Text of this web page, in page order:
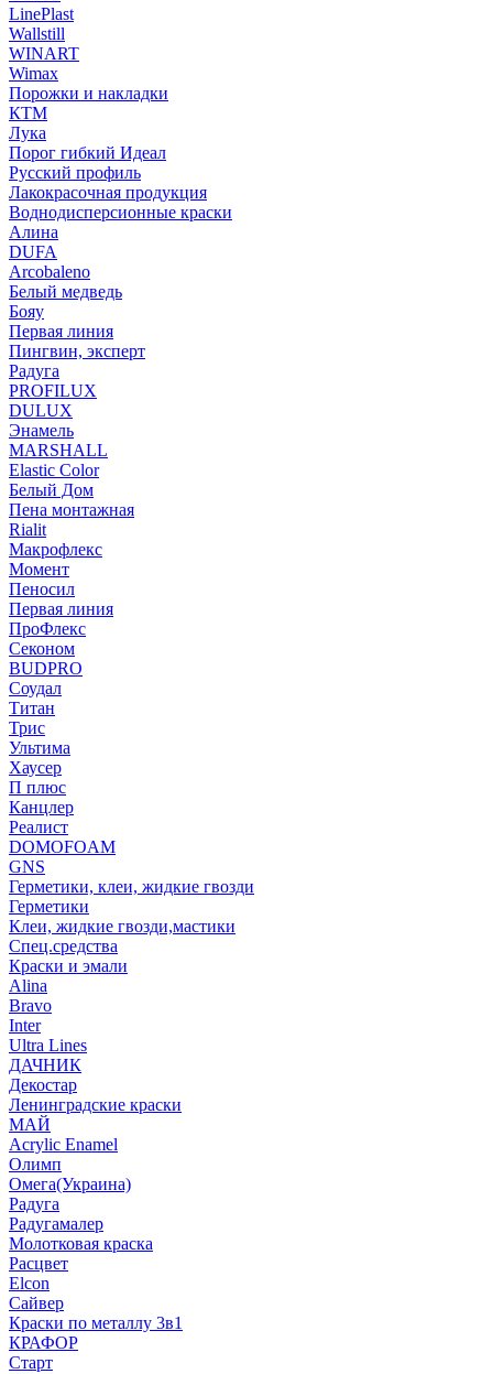
LinePlast
Wallstill
WINART
Wimax
Порожки и накладки
КТМ
Лука
Порог гибкий Идеал
Русский профиль
Лакокрасочная продукция
Воднодисперсионные краски
Алина
DUFA
Arcobaleno
Белый медведь
Бояу
Первая линия
Пингвин, эксперт
Радуга
PROFILUX
DULUX
Энамель
MARSHALL
Elastic Color
Белый Дом
Пена монтажная
Rialit
Макрофлекс
Момент
Пеносил
Первая линия
ПроФлекс
Секоном
BUDPRO
Соудал
Титан
Трис
Ультима
Хаусер
П плюс
Канцлер
Реалист
DOMOFOAM
GNS
Герметики, клеи, жидкие гвозди
Герметики
Клеи, жидкие гвозди,мастики
Спец.средства
Краски и эмали
Alina
Bravo
Inter
Ultra Lines
ДАЧНИК
Декостар
Ленинградские краски
МАЙ
Acrylic Enamel
Олимп
Омега(Украина)
Радуга
Радугамалер
Молотковая краска
Расцвет
Elcon
Сайвер
Краски по металлу 3в1
КРАФОР
Старт